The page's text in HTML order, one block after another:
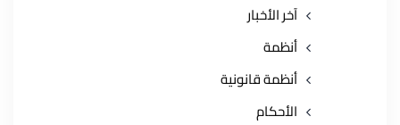
آخر الأخبار
أنظمة
أنظمة قانونية
الأحكام